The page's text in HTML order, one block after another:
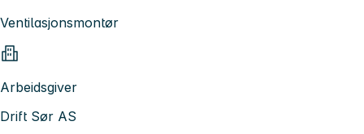
Ventilasjonsmontør
Arbeidsgiver
Drift Sør AS